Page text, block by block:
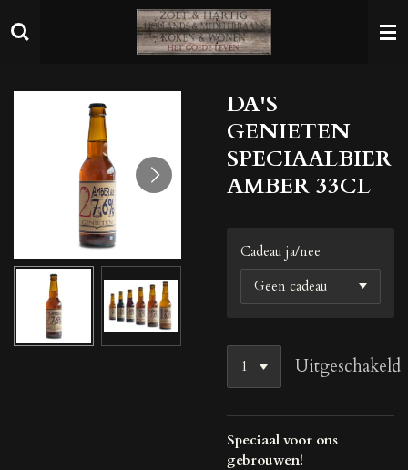
direct
DA'S
GENIETEN
SPECIAALBIER
AMBER 33CL
Cadeau ja/nee
Uitgeschakeld
Speciaal voor ons
gebrouwen!